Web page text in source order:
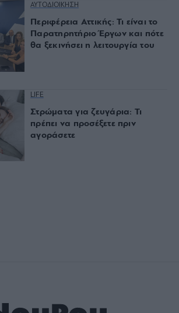
ΑΥΤΟΔΙΟΙΚΗΣΗ
Περιφέρεια Αττικής: Τι είναι το
Παρατηρητήριο Έργων και πότε
θα ξεκινήσει η λειτουργία του
LIFE
Στρώματα για ζευγάρια: Τι
πρέπει να προσέξετε πριν
αγοράσετε